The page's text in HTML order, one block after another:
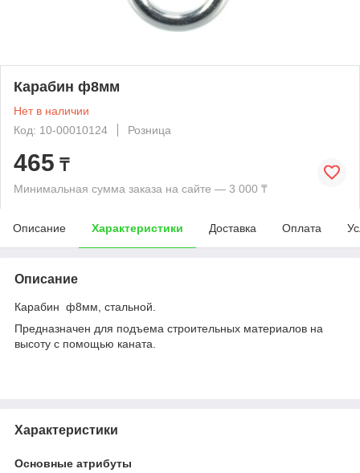
Карабин ф8мм
Нет в наличии
Код: 10-00010124
Розница
465 ₸
Минимальная сумма заказа на сайте — 3 000 ₸
Описание Характеристики Доставка Оплата
Описание
Карабин ф8мм, стальной.
Предназначен для подъема строительных материалов на
высоту с помощью каната.
Характеристики
Основные атрибуты